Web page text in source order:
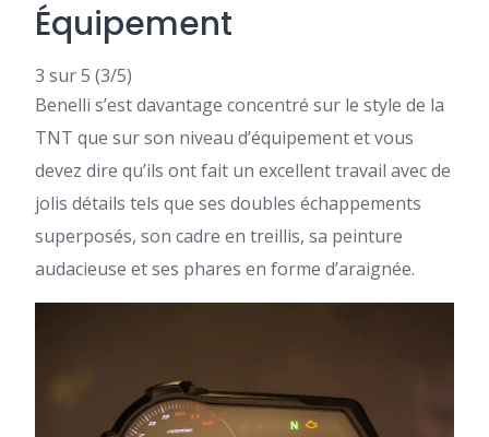
Équipement
3 sur 5 (3/5)
Benelli s’est davantage concentré sur le style de la
TNT que sur son niveau d’équipement et vous
devez dire qu’ils ont fait un excellent travail avec de
jolis détails tels que ses doubles échappements
superposés, son cadre en treillis, sa peinture
audacieuse et ses phares en forme d’araignée.